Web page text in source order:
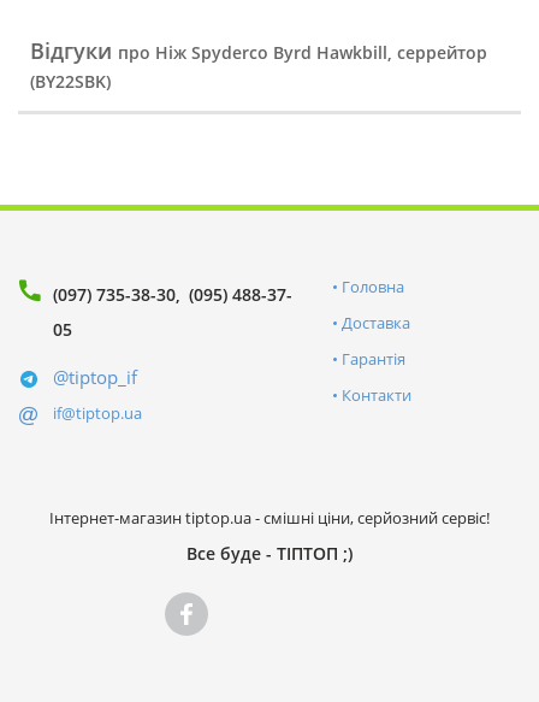
Відгуки про Ніж Spyderco Byrd Hawkbill, серрейтор
(BY22SBK)
(097) 735-38-30 (095) 488-37-
05
@tiptop_if
if@tiptop.ua
Головна
Доставка
Гарантія
Контакти
Інтернет-магазин tiptop.ua - смішні ціни, серйозний сервіс!
Все буде - ТІПТОП ;)